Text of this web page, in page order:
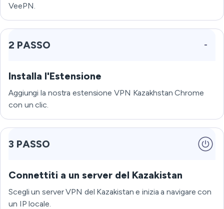
VeePN.
2 PASSO
Installa l'Estensione
Aggiungi la nostra estensione VPN Kazakhstan Chrome
con un clic.
3 PASSO
Connettiti a un server del Kazakistan
Scegli un server VPN del Kazakistan e inizia a navigare con
un IP locale.